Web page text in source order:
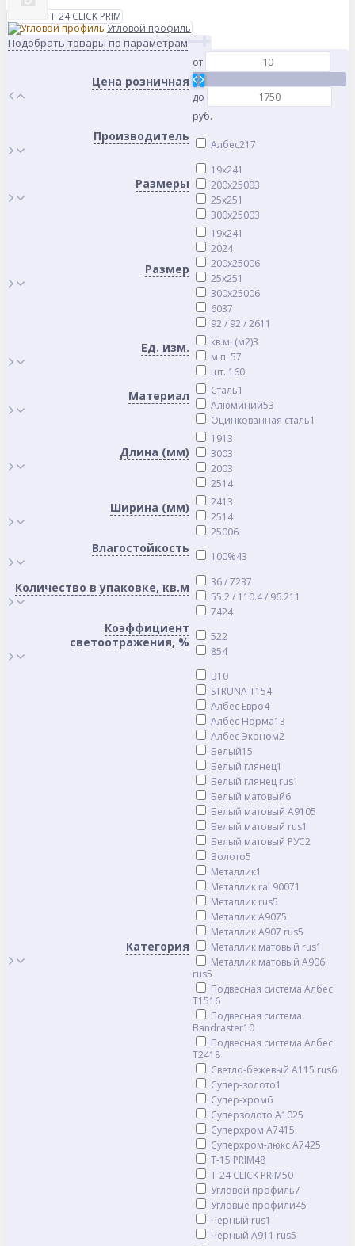
Т-24 CLICK PRIM
Угловой профиль
Подобрать товары по параметрам
Цена розничная
от
до
руб.
Производитель
Албес217
Размеры
19x241
200x25003
25x251
300x25003
Размер
19x241
2024
200x25006
25x251
300x25006
6037
92 / 92 / 2611
Ед. изм. кв.м. (м2)3
м.п. 57
шт. 160
Материал Cталь1
Алюминий53
Оцинкованная сталь1
Длина (мм)
1913
3003
2003
2514
Ширина (мм) 2413
2514
25006
Влагостойкость
100%43
Количество в упаковке, кв.м 36 / 7237
55.2 / 110.4 / 96.211
7424
Коэффициент
светоотражения, %
522
854
Категория
B10
STRUNA Т154
Албес Евро4
Албес Норма13
Албес Эконом2
Белый15
Белый глянец1
Белый глянец rus1
Белый матовый6
Белый матовый A9105
Белый матовый rus1
Белый матовый РУС2
Золото5
Металлик1
Металлик ral 90071
Металлик rus5
Металлик А9075
Металлик А907 rus5
Металлик матовый rus1
Металлик матовый А906
rus5
Подвесная система Албес
T1516
Подвесная система
Bandraster10
Подвесная система Албес
T2418
Светло-бежевый А115 rus6
Супер-золото1
Супер-хром6
Суперзолото А1025
Суперхром А7415
Суперхром-люкс А7425
Т-15 PRIM48
Т-24 CLICK PRIM50
Угловой профиль7
Угловые профили45
Черный rus1
Черный А911 rus5